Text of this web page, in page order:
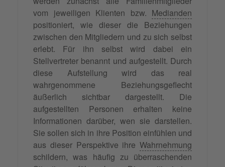
vom jeweiligen Klienten bzw. Medianden
positioniert, wie dieser die Beziehungen
zwischen den Mitgliedern und zu sich selbst
erlebt. Für ihn selbst wird dabei ein
Stellvertreter benannt und aufgestellt. Durch
diese Aufstellung wird das real
wahrgenommene Beziehungsgeflecht
äußerlich sichtbar dargestellt. Die
aufgestellten Personen erhalten keine
Informationen darüber, wen sie darstellen.
Sie sollen sich in ihre Position einfühlen und
aus dieser Perspektive ihre Wahrnehmung
schildern, was häufig zu überraschenden